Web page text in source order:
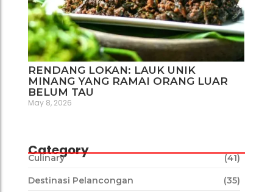
RENDANG LOKAN: LAUK UNIK
MINANG YANG RAMAI ORANG LUAR
BELUM TAU
May 8, 2026
Category
Culinary (41)
Destinasi Pelancongan (35)